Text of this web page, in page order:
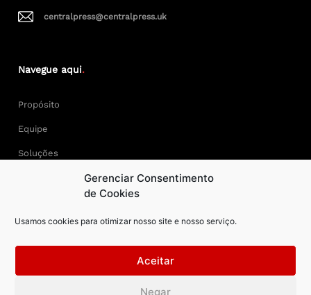
Gerenciar Consentimento
de Cookies
Usamos cookies para otimizar nosso site e nosso serviço.
Aceitar
Negar
centralpress@centralpress.uk
Navegue aqui.
Propósito
Equipe
Soluções
Central Press – todos os direitos reservados. Developer: